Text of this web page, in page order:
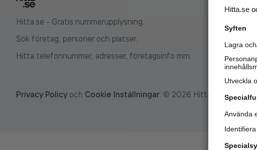
Hitta.se - Gratis nummerupplysning.
Sök företag, personer och platser.
Hitta telefonnummer, adresser, företagsinfo mm.
Privacy Policy och Cookie Inställningar. © 2026 Hitta.se
Hitta.se
Syften
Lagra
Utveckla
Använda